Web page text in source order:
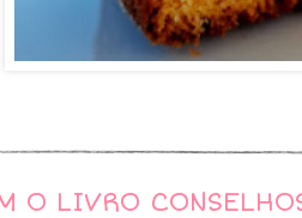
O LIVRO